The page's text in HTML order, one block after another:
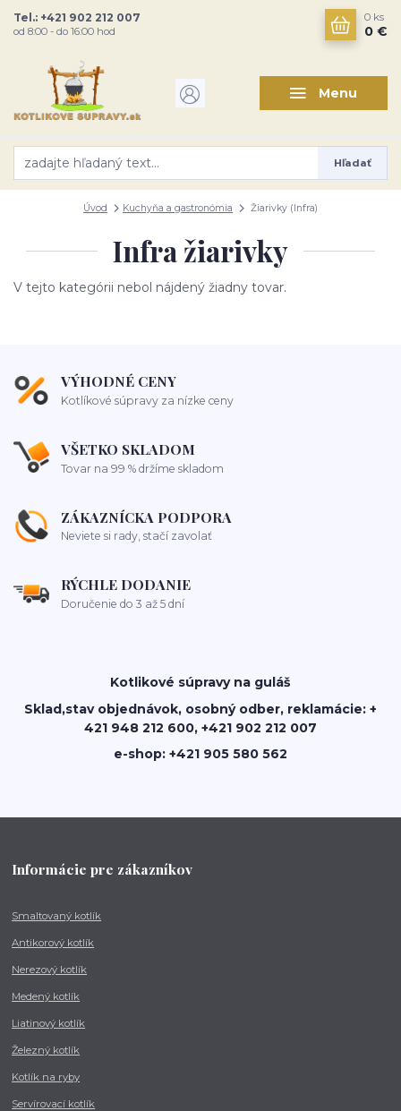
Menu
Hľadať
Tel.: +421 902 212 007
od 8:00 - do 16:00 hod
0 ks
0 €
Úvod Kuchyňa a gastronómia Žiarivky (Infra)
Infra žiarivky
V tejto kategórii nebol nájdený žiadny tovar.
VÝHODNÉ CENY
Kotlíkové súpravy za nízke ceny
VŠETKO SKLADOM
Tovar na 99 % držíme skladom
ZÁKAZNÍCKA PODPORA
Neviete si rady, stačí zavolať
RÝCHLE DODANIE
Doručenie do 3 až 5 dní
Kotlikové súpravy na guláš
Sklad,stav objednávok, osobný odber, reklamácie: +
421 948 212 600, +421 902 212 007
e-shop: +421 905 580 562
Informácie pre zákazníkov
Smaltovaný kotlík
Antikorový kotlík
Nerezový kotlík
Medený kotlík
Liatinový kotlík
Železný kotlík
Kotlík na ryby
Servírovací kotlík